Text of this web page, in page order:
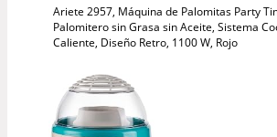
Ariete 2957, Máquina de Palomitas Party
Palomitero sin Grasa sin Aceite, Sistema
Caliente, Diseño Retro, 1100 W, Rojo